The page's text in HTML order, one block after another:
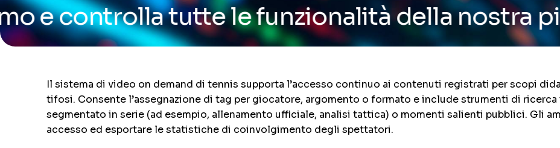
tutte le funzionalità della nostra piattaforma/
Il sistema di video on demand di tennis supporta l’accesso continuo ai contenuti registrati per scopi
tifosi. Consente l’assegnazione di tag per giocatore, argomento o formato e include strumenti di
segmentato in serie (ad esempio, allenamento ufficiale, analisi tattica) o momenti salienti pubblici. Gli
accesso ed esportare le statistiche di coinvolgimento degli spettatori.